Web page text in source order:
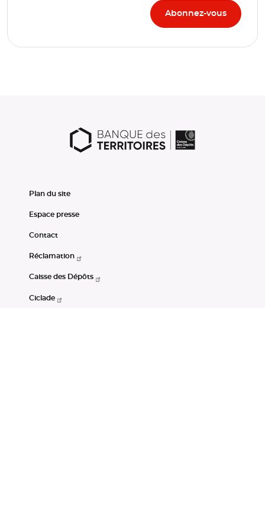
Plan du site
Espace presse
Contact
Réclamation
Caisse des Dépôts
Ciclade